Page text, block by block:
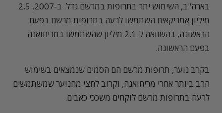
בארה"ב, השימוש יתר בתרופות במרשם גדל. ב-2007, 2.5
מיליון אמריקאים השתמשו לרעה בתרופות מרשם בפעם
הראשונה, בהשוואה ל-2.1 מיליון שהשתמשו במריחואנה
בפעם הראשונה.
בקרב נוער, תרופות מרשם הם הסמים שנמצאים בשימוש
הרב ביותר אחרי מריחואנה, וקרוב לחצי מהנוער שמשתמשים
לרעה בתרופות מרשם לוקחים משככי כאבים.